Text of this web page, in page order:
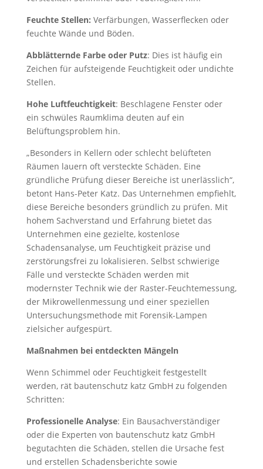
Feuchte Stellen: Verfärbungen, Wasserflecken oder
feuchte Wände und Böden.
Abblätternde Farbe oder Putz: Dies ist häufig ein
Zeichen für aufsteigende Feuchtigkeit oder undichte
Stellen.
Hohe Luftfeuchtigkeit: Beschlagene Fenster oder
ein schwüles Raumklima deuten auf ein
Belüftungsproblem hin.
„Besonders in Kellern oder schlecht belüfteten
Räumen lauern oft versteckte Schäden. Eine
gründliche Prüfung dieser Bereiche ist unerlässlich“,
betont Hans-Peter Katz. Das Unternehmen empfiehlt,
diese Bereiche besonders gründlich zu prüfen. Mit
hohem Sachverstand und Erfahrung bietet das
Unternehmen eine gezielte, kostenlose
Schadensanalyse, um Feuchtigkeit präzise und
zerstörungsfrei zu lokalisieren. Selbst schwierige
Fälle und versteckte Schäden werden mit
modernster Technik wie der Raster-Feuchtemessung,
der Mikrowellenmessung und einer speziellen
Untersuchungsmethode mit Forensik-Lampen
zielsicher aufgespürt.
Maßnahmen bei entdeckten Mängeln
Wenn Schimmel oder Feuchtigkeit festgestellt
werden, rät bautenschutz katz GmbH zu folgenden
Schritten:
Professionelle Analyse: Ein Bausachverständiger
oder die Experten von bautenschutz katz GmbH
begutachten die Schäden, stellen die Ursache fest
und erstellen Schadensberichte sowie